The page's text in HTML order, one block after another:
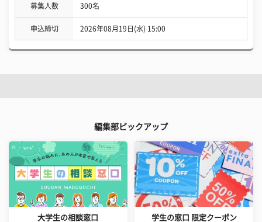
募集人数 300名
申込締切 2026年08月19日(水) 15:00
編集部ピックアップ
大学生の相談窓口 学生の窓口 限定クーポン